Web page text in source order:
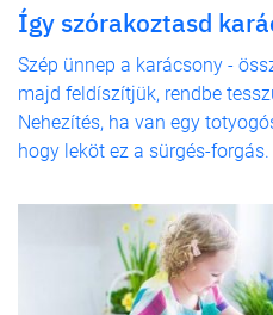
Így szórakoztasd
Szép ünnep a karácsony -
majd feldíszítjük, rendbe
Nehezítés, ha van egy
hogy leköt ez a sürgés-forgás.